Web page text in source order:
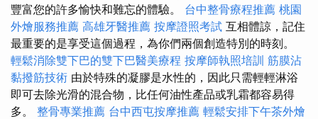
豐富您的許多愉快和難忘的體驗。 台中整骨療程推薦 桃園
外燴服務推薦 高雄牙醫推薦 按摩證照考試 互相體諒，記住
最重要的是享受這個過程，為你們兩個創造特別的時刻。
輕鬆消除雙下巴的雙下巴醫美療程 按摩師執照培訓 筋膜沾
黏撥筋技術 由於特殊的凝膠是水性的，因此只需輕輕淋浴
即可去除光滑的混合物，比任何油性產品或乳霜都容易得
多。 整骨專業推薦 台中西屯按摩推薦 輕鬆安排下午茶外燴